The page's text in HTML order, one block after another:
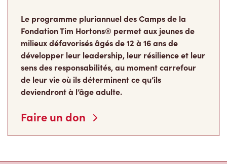
Le programme pluriannuel des Camps de la
Fondation Tim Hortons® permet aux jeunes de
milieux défavorisés âgés de 12 à 16 ans de
développer leur leadership, leur résilience et leur
sens des responsabilités, au moment carrefour
de leur vie où ils déterminent ce qu’ils
deviendront à l’âge adulte.
Faire un don